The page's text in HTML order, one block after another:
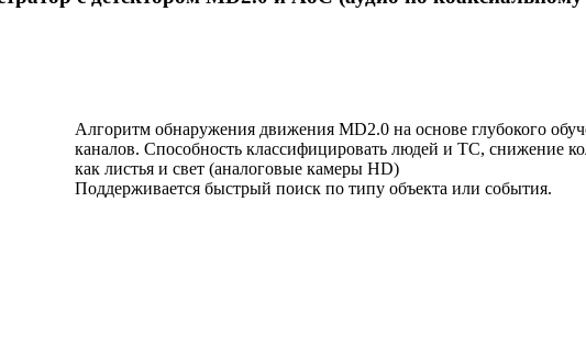
Алгоритм обнаружения движения MD2.0 на основе глубокого
каналов. Способность классифицировать людей и ТС, снижение
как листья и свет (аналоговые камеры HD)
Поддерживается быстрый поиск по типу объекта или события.